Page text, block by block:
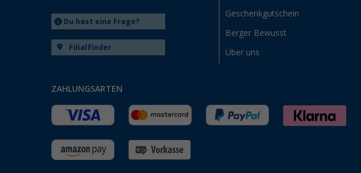
Du hast eine Frage?
Filialfinder
Geschenkgutschein
Berger Bewusst
Über uns
ZAHLUNGSARTEN